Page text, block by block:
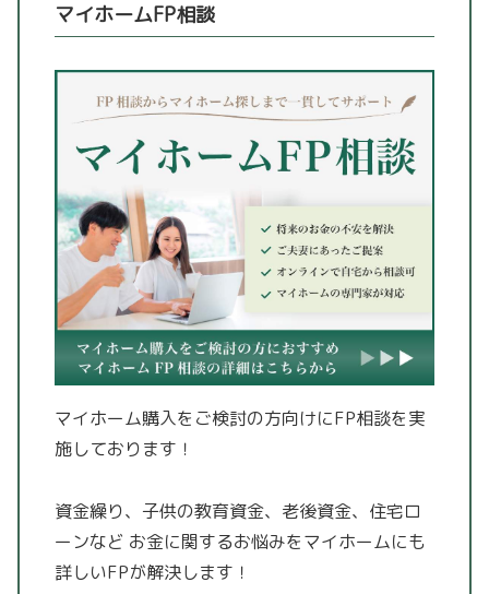
マイホームFP相談
マイホーム購入をご検討の方向けにFP相談を実
施しております！
資金繰り、子供の教育資金、老後資金、住宅ロ
ーンなど お金に関するお悩みをマイホームにも
詳しいFPが解決します！